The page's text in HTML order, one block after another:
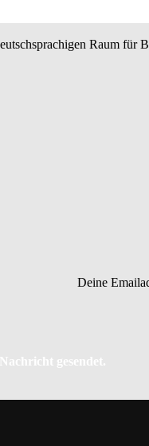
Raum für
Deine
gesendet.